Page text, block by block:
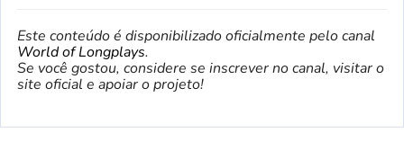
Este conteúdo é disponibilizado oficialmente pelo canal
World of Longplays.
Se você gostou, considere se inscrever no canal, visitar o
site oficial e apoiar o projeto!